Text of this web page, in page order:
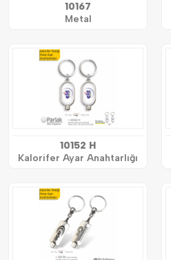
10167
Metal
10152 H
Kalorifer Ayar Anahtarlığı